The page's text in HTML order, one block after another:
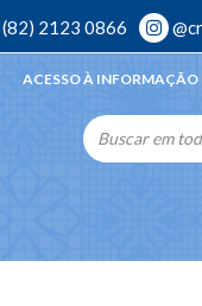
(82) 2123 0866
ACESSO À INFORMAÇÃO